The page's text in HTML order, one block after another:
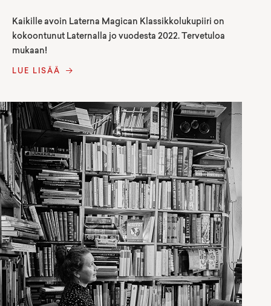
Kaikille avoin Laterna Magican Klassikkolukupiiri on
kokoontunut Laternalla jo vuodesta 2022. Tervetuloa
mukaan!
LUE LISÄÄ